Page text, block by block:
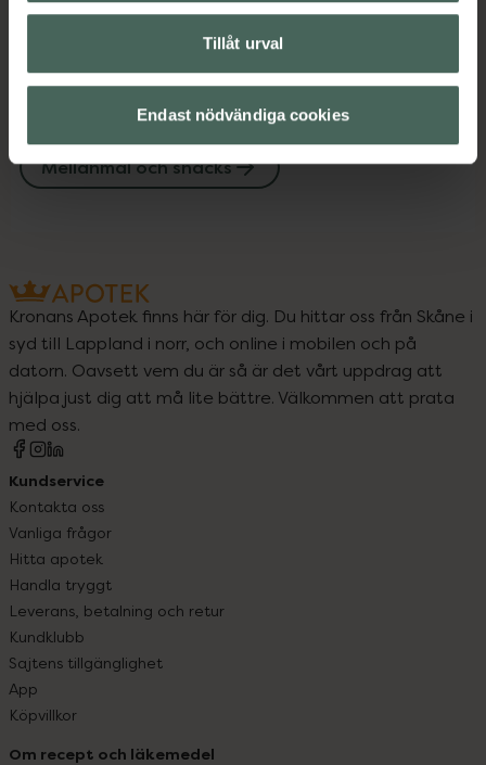
Tillåt urval
Endast nödvändiga cookies
Upptäck flera produkter inom
Choklad och godis
Kost och hälsa
Mellanmål och snacks
Kronans Apotek finns här för dig. Du hittar oss från Skåne i
syd till Lappland i norr, och online i mobilen och på
datorn. Oavsett vem du är så är det vårt uppdrag att
hjälpa just dig att må lite bättre. Välkommen att prata
med oss.
Kundservice
Kontakta oss
Vanliga frågor
Hitta apotek
Handla tryggt
Leverans, betalning och retur
Kundklubb
Sajtens tillgänglighet
App
Köpvillkor
Om recept och läkemedel